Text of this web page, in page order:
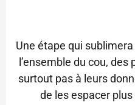
Une étape qui
l’ensemble du cou,
surtout pas à leurs
de les espacer